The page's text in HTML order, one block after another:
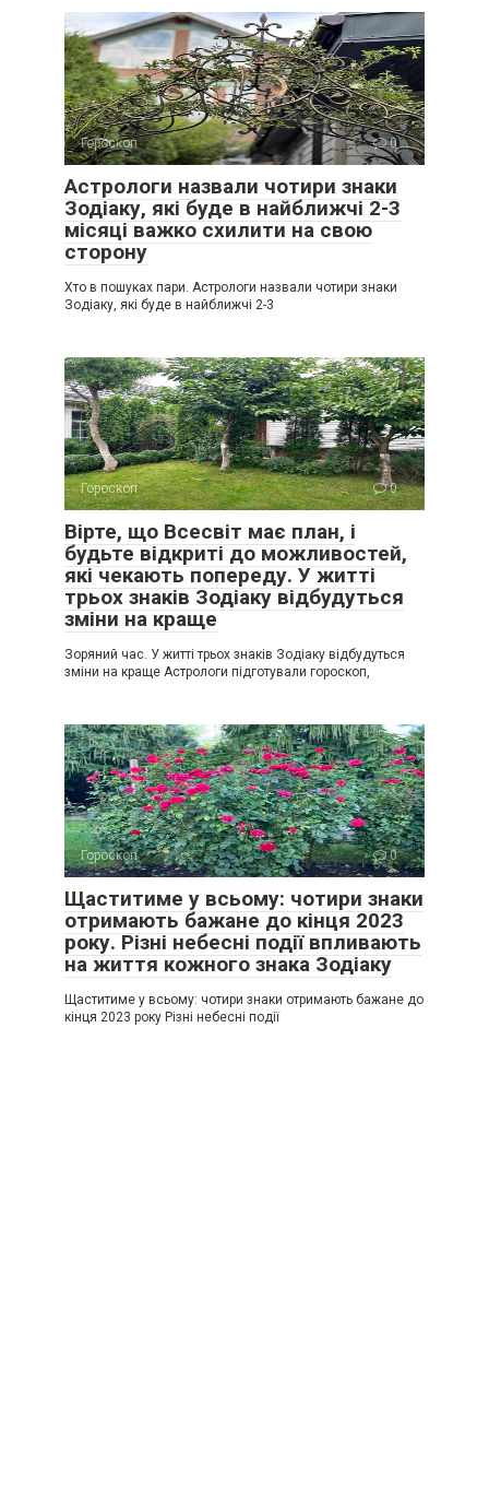
Гороскоп 0
Астрологи назвали чотири знаки
Зодіаку, які буде в найближчі 2-3
місяці важко схилити на свою
сторону
Хто в пошуках пари. Астрологи назвали чотири знаки
Зодіаку, які буде в найближчі 2-3
Гороскоп 0
Вірте, що Всесвіт має план, і
будьте відкриті до можливостей,
які чекають попереду. У житті
трьох знаків Зодіаку відбудуться
зміни на краще
Зоряний час. У житті трьох знаків Зодіаку відбудуться
зміни на краще Астрологи підготували гороскоп,
Гороскоп 0
Щаститиме у всьому: чотири знаки
отримають бажане до кінця 2023
року. Різні небесні події впливають
на життя кожного знака Зодіаку
Щаститиме у всьому: чотири знаки отримають бажане до
кінця 2023 року Різні небесні події